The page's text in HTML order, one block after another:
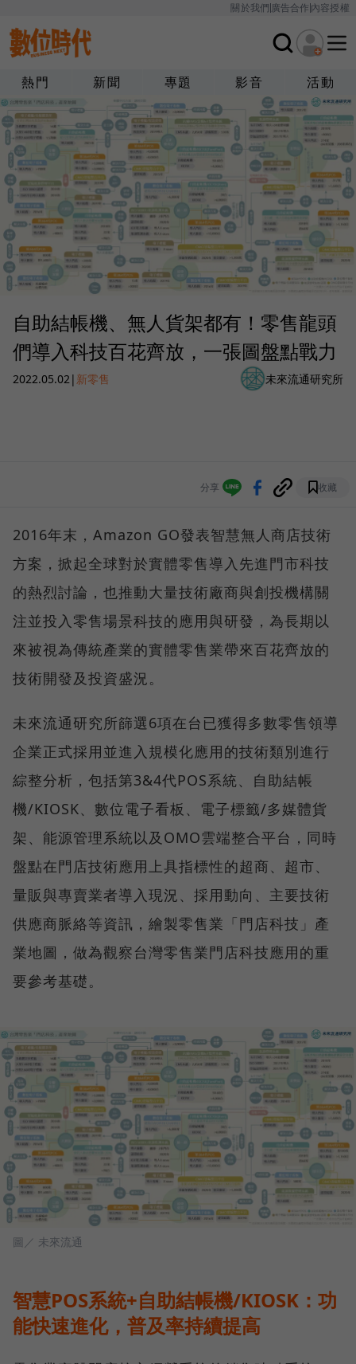
關於我們廣告合作內容授權
熱門 新聞 專題 影音 活動
自助結帳機、無人貨架都有！零售龍頭
們導入科技百花齊放，一張圖盤點戰力
2022.05.02 | 新零售 未來流通研究所
分享 收藏
2016年末，Amazon GO發表智慧無人商店技術
方案，掀起全球對於實體零售導入先進門市科技
的熱烈討論，也推動大量技術廠商與創投機構關
注並投入零售場景科技的應用與研發，為長期以
來被視為傳統產業的實體零售業帶來百花齊放的
技術開發及投資盛況。
未來流通研究所篩選6項在台已獲得多數零售領導
企業正式採用並進入規模化應用的技術類別進行
綜整分析，包括第3&4代POS系統、自助結帳
機/KIOSK、數位電子看板、電子標籤/多媒體貨
架、能源管理系統以及OMO雲端整合平台，同時
盤點在門店技術應用上具指標性的超商、超市、
量販與專賣業者導入現況、採用動向、主要技術
供應商脈絡等資訊，繪製零售業「門店科技」產
業地圖，做為觀察台灣零售業門店科技應用的重
要參考基礎。
圖／ 未來流通
智慧POS系統+自助結帳機/KIOSK：功
能快速進化，普及率持續提高